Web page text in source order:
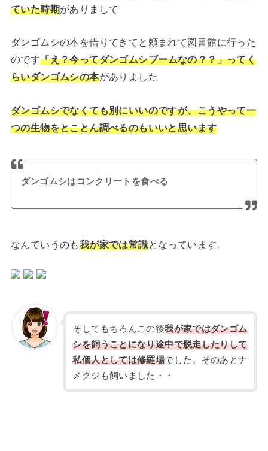
ていた時期がありまして
ダンゴムシの本を借りてきてと頼まれて図書館に行った
のです「え？今ってダンゴムシブームなの？？」ってく
らいダンゴムシの本がありました
ダンゴムシでなくても別にいいのですが、こうやって一
つの生物をとことん調べるのもいいと思います
ダンゴムシはコンクリートを食べる
なんていうのも我が家では常識となっています。
そしてもちろんこの後我が家ではダンゴム
シを飼うことになり途中で脱走したりして
私個人としては修羅場でした。そのあとナ
メクジも飼いました・・